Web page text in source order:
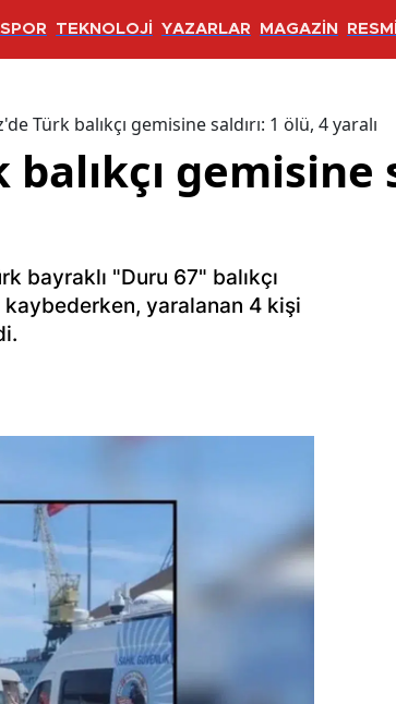
SPOR TEKNOLOJİ YAZARLAR MAGAZİN
Türk balıkçı gemisine saldırı: 1 ölü, 4 yaralı
gemisine
bayraklı "Duru 67" balıkçı
kaybederken, yaralanan 4 kişi